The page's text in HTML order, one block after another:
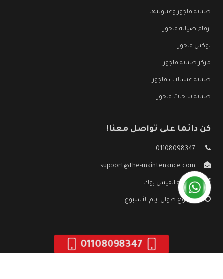
صيانة فاجور وعناوينها
ارقام صيانة فاجور
توكيل فاجور
مركز صيانة فاجور
صيانة غسالات فاجور
صيانة ثلاجات فاجور
كن دائما على تواصل معنا!
01108098347
support@the-maintenance.com
صفحة الفيس بوك
مفتوح طوال ايام الأسبوع
01108098347